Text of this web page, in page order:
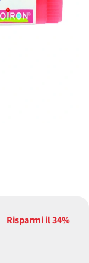
Risparmi il34%